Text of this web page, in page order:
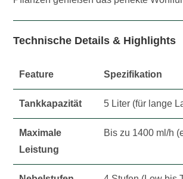
Technische Details & Highlights
Feature Spezifikation
Tankkapazität 5 Liter (für lange
Maximale
Leistung
Bis zu 1400 ml/h